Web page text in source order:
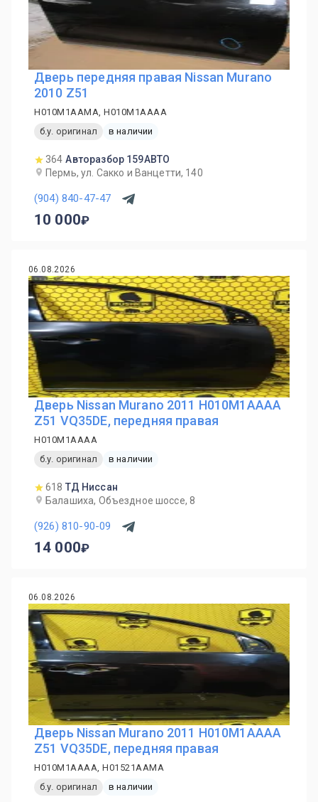
Дверь передняя правая Nissan Murano
2010 Z51
H010M1AAMA, H010M1AAAA
б.у. оригинал
в наличии
364 Авторазбор 159АВТО
Пермь, ул. Сакко и Ванцетти, 140
(904) 840-47-47
10 000
06.08.2026
Дверь Nissan Murano 2011 H010M1AAAA
Z51 VQ35DE, передняя правая
H010M1AAAA
б.у. оригинал
в наличии
618 ТД Ниссан
Балашиха, Объездное шоссе, 8
(926) 810-90-09
14 000
06.08.2026
Дверь Nissan Murano 2011 H010M1AAAA
Z51 VQ35DE, передняя правая
H010M1AAAA, H01521AAMA
б.у. оригинал
в наличии